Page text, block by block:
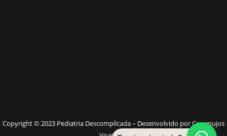
Copyright © 2023 Pediatria Descomplicada – Desenvolvido por Caramujos
W